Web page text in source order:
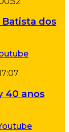
dos
40 anos